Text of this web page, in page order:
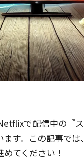
で配信中の『
す。この記事で
てください！